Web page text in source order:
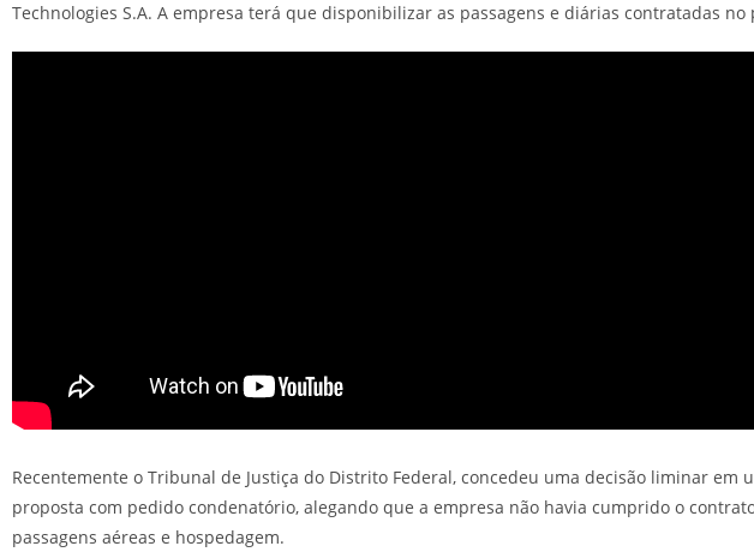
Technologies S.A. A empresa terá que disponibilizar as passagens e diárias contratadas
Recentemente o Tribunal de Justiça do Distrito Federal, concedeu uma decisão liminar em
proposta com pedido condenatório, alegando que a empresa não havia cumprido o
passagens aéreas e hospedagem.